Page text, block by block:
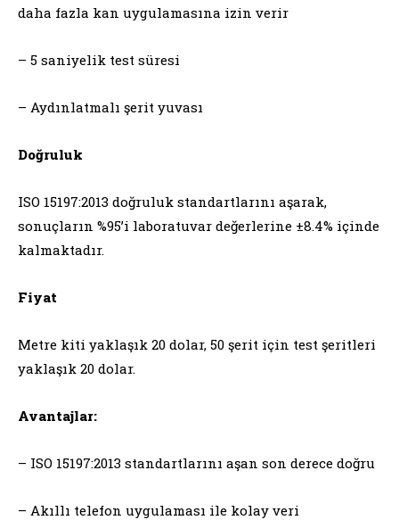
daha fazla kan uygulamasına izin verir
– 5 saniyelik test süresi
– Aydınlatmalı şerit yuvası
Doğruluk
ISO 15197:2013 doğruluk standartlarını aşarak,
sonuçların %95’i laboratuvar değerlerine ±8.4% içinde
kalmaktadır.
Fiyat
Metre kiti yaklaşık 20 dolar, 50 şerit için test şeritleri
yaklaşık 20 dolar.
Avantajlar:
– ISO 15197:2013 standartlarını aşan son derece doğru
– Akıllı telefon uygulaması ile kolay veri